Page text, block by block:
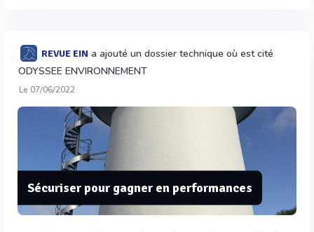
REVUE EIN a ajouté un dossier technique où est cité
ODYSSEE ENVIRONNEMENT
Le 07/06/2022
Sécuriser pour gagner en performances